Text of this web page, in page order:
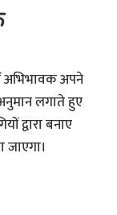
अभिभावक अपने
लगाते हुए
द्वारा बनाए
जाएगा।